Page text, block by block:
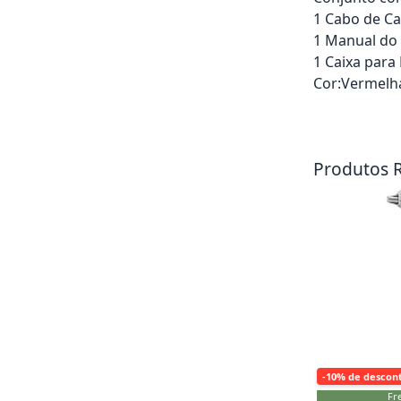
1 Cabo de
1 Manual
1 Caixa
Produtos
-10% de
Adicionar ao